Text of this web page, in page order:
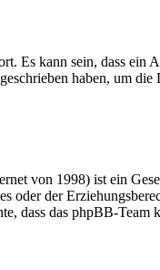
Es kann sein, dass ein
haben, um
von 1998) ist ein
oder der
dass das phpBB-Team